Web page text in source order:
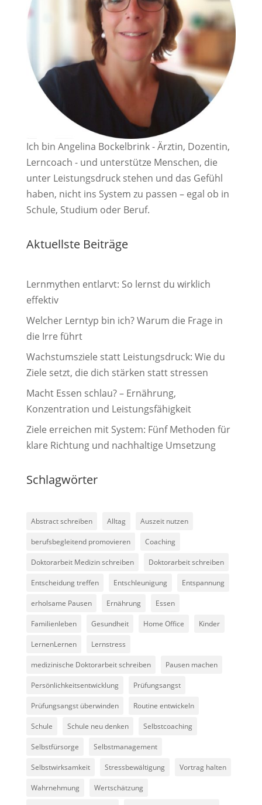
Ich bin Angelina Bockelbrink - Ärztin, Dozentin,
Lerncoach - und unterstütze Menschen, die
unter Leistungsdruck stehen und das Gefühl
haben, nicht ins System zu passen – egal ob in
Schule, Studium oder Beruf.
Aktuellste Beiträge
Lernmythen entlarvt: So lernst du wirklich
effektiv
Welcher Lerntyp bin ich? Warum die Frage in
die Irre führt
Wachstumsziele statt Leistungsdruck: Wie du
Ziele setzt, die dich stärken statt stressen
Macht Essen schlau? – Ernährung,
Konzentration und Leistungsfähigkeit
Ziele erreichen mit System: Fünf Methoden für
klare Richtung und nachhaltige Umsetzung
Schlagwörter
Abstract schreiben Alltag Auszeit nutzen
berufsbegleitend promovieren Coaching
Doktorarbeit Medizin schreiben Doktorarbeit schreiben
Entscheidung treffen Entschleunigung Entspannung
erholsame Pausen Ernährung Essen
Familienleben Gesundheit Home Office Kinder
LernenLernen Lernstress
medizinische Doktorarbeit schreiben Pausen machen
Persönlichkeitsentwicklung Prüfungsangst
Prüfungsangst überwinden Routine entwickeln
Schule Schule neu denken Selbstcoaching
Selbstfürsorge Selbstmanagement
Selbstwirksamkeit Stressbewältigung Vortrag halten
Wahrnehmung Wertschätzung